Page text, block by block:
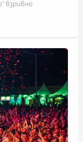
взривно